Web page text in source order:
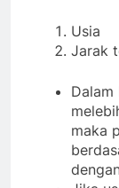
Usia
Jarak
maka